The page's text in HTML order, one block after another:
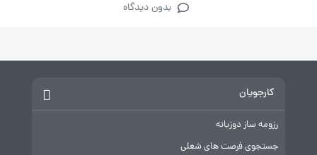
بدون دیدگاه
کارجویان
رزومه ساز دوزبانه
جستجوی فرصت های شغلی